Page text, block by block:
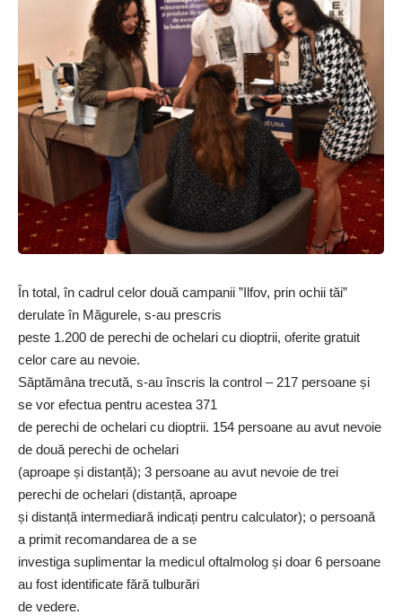
În total, în cadrul celor două campanii ”Ilfov, prin ochii tăi”
derulate în Măgurele, s-au prescris
peste 1.200 de perechi de ochelari cu dioptrii, oferite gratuit
celor care au nevoie.
Săptămâna trecută, s-au înscris la control – 217 persoane și
se vor efectua pentru acestea 371
de perechi de ochelari cu dioptrii. 154 persoane au avut nevoie
de două perechi de ochelari
(aproape și distanță); 3 persoane au avut nevoie de trei
perechi de ochelari (distanță, aproape
și distanță intermediară indicați pentru calculator); o persoană
a primit recomandarea de a se
investiga suplimentar la medicul oftalmolog și doar 6 persoane
au fost identificate fără tulburări
de vedere.